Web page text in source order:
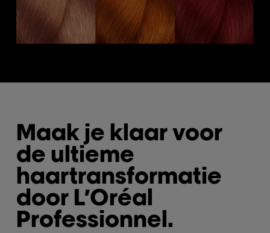
Maak je klaar voor
de ultieme
haartransformatie
door L’Oréal
Professionnel.